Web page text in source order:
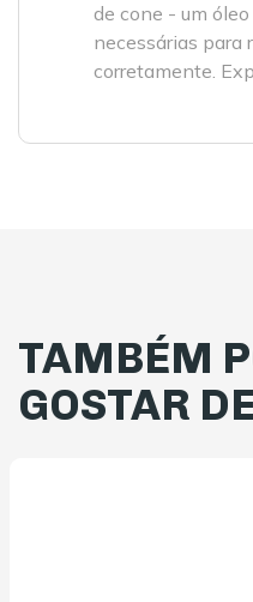
de cone - um
necessárias para
corretamente.
TAMBÉM
GOSTAR